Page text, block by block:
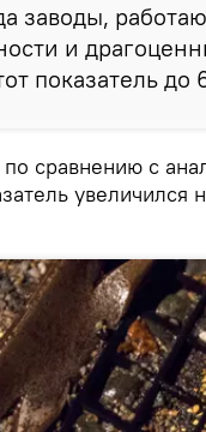
заводы,
и
показатель
по сравнению с
увеличился